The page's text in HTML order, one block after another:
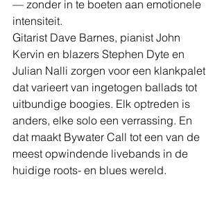
— zonder in te boeten aan emotionele
intensiteit.
Gitarist Dave Barnes, pianist John
Kervin en blazers Stephen Dyte en
Julian Nalli zorgen voor een klankpalet
dat varieert van ingetogen ballads tot
uitbundige boogies. Elk optreden is
anders, elke solo een verrassing. En
dat maakt Bywater Call tot een van de
meest opwindende livebands in de
huidige roots- en blues wereld.